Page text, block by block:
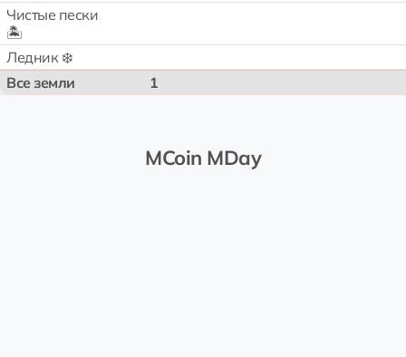
Чистые пески
🏝️
Ледник ❄️
Все земли
1
MCoin MDay